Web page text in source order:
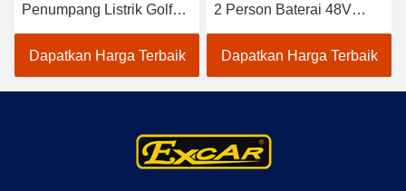
Penumpang Listrik Golf
Carts Battery Trojan
Dapatkan Harga Terbaik
2 Person Baterai 48V
Trojan / Curtis Controller
Dapatkan Harga Terbaik